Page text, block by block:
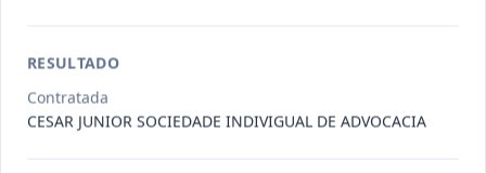
-/2026
Dispensa
RESULTADO
Contratada
CESAR JUNIOR SOCIEDADE INDIVIGUAL DE ADVOCACIA